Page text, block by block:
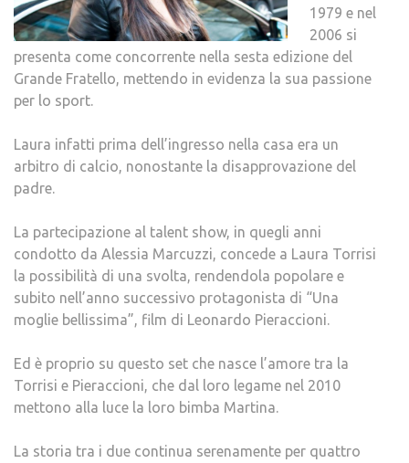
1979 e nel
2006 si
presenta come concorrente nella sesta edizione del
Grande Fratello, mettendo in evidenza la sua passione
per lo sport.
Laura infatti prima dell’ingresso nella casa era un
arbitro di calcio, nonostante la disapprovazione del
padre.
La partecipazione al talent show, in quegli anni
condotto da Alessia Marcuzzi, concede a Laura Torrisi
la possibilità di una svolta, rendendola popolare e
subito nell’anno successivo protagonista di “Una
moglie bellissima”, film di Leonardo Pieraccioni.
Ed è proprio su questo set che nasce l’amore tra la
Torrisi e Pieraccioni, che dal loro legame nel 2010
mettono alla luce la loro bimba Martina.
La storia tra i due continua serenamente per quattro